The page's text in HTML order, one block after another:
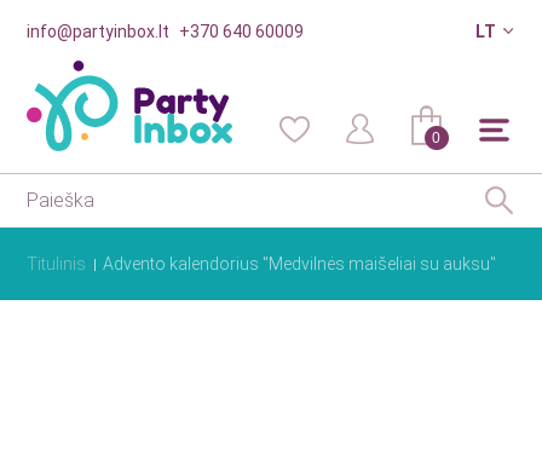
info@partyinbox.lt +370 640 60009 LT
0
Titulinis Advento kalendorius "Medvilnės maišeliai su auksu"